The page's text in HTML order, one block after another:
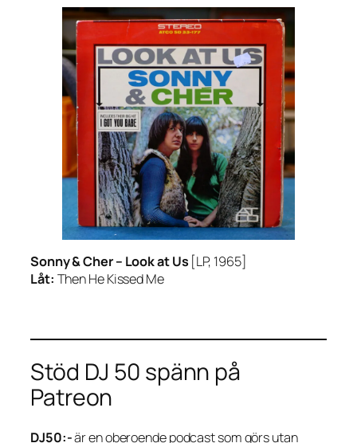
Sonny & Cher – Look at Us [LP, 1965]
Låt: Then He Kissed Me
Stöd DJ 50 spänn på
Patreon
DJ50:-är en oberoende podcast som görs utan